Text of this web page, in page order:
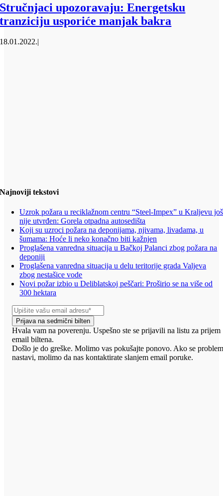
Stručnjaci upozoravaju: Energetsku
tranziciju usporiće manjak bakra
18.01.2022.|
Najnoviji tekstovi
Uzrok požara u reciklažnom centru “Steel-Impex” u Kraljevu još
nije utvrđen: Gorela otpadna autosedišta
Koji su uzroci požara na deponijama, njivama, livadama, u
šumama: Hoće li neko konačno biti kažnjen
Proglašena vanredna situacija u Bačkoj Palanci zbog požara na
deponiji
Proglašena vanredna situacija u delu teritorije grada Valjeva
zbog nestašice vode
Novi požar izbio u Deliblatskoj peščari: Proširio se na više od
300 hektara
Prijava na sedmični bilten
Hvala vam na poverenju. Uspešno ste se prijavili na listu za prijem
email biltena.
Došlo je do greške. Molimo vas pokušajte ponovo. Ako se
nastavi, molimo da nas kontaktirate slanjem email poruke.